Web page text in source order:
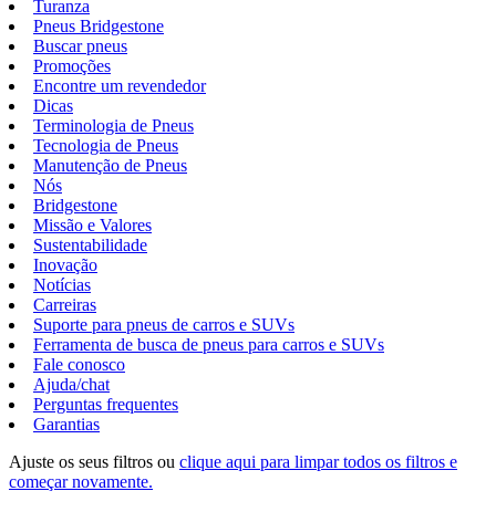
Turanza
Pneus Bridgestone
Buscar pneus
Promoções
Encontre um revendedor
Dicas
Terminologia de Pneus
Tecnologia de Pneus
Manutenção de Pneus
Nós
Bridgestone
Missão e Valores
Sustentabilidade
Inovação
Notícias
Carreiras
Suporte para pneus de carros e SUVs
Ferramenta de busca de pneus para carros e SUVs
Fale conosco
Ajuda/chat
Perguntas frequentes
Garantias
Ajuste os seus filtros ou clique aqui para limpar todos os filtros e
começar novamente.